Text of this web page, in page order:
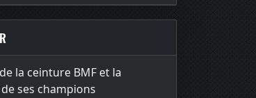
la ceinture BMF et la
ses champions